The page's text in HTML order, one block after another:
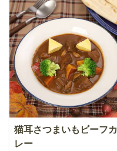
猫耳さつまいもビーフカ
レー